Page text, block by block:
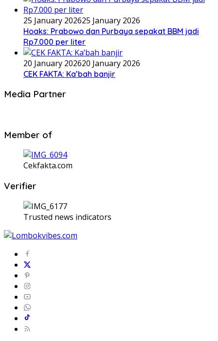
25 January 202625 January 2026
Hoaks: Prabowo dan Purbaya sepakat BBM jadi
Rp7.000 per liter
20 January 202620 January 2026
CEK FAKTA: Ka’bah banjir
Media Partner
Member of
Cekfakta.com
Verifier
Trusted news indicators